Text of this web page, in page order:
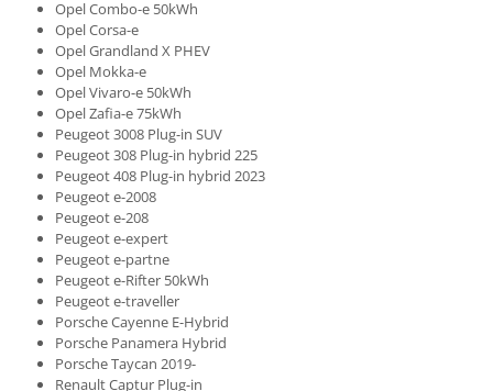
Opel Combo-e 50kWh
Opel Corsa-e
Opel Grandland X PHEV
Opel Mokka-e
Opel Vivaro-e 50kWh
Opel Zafia-e 75kWh
Peugeot 3008 Plug-in SUV
Peugeot 308 Plug-in hybrid 225
Peugeot 408 Plug-in hybrid 2023
Peugeot e-2008
Peugeot e-208
Peugeot e-expert
Peugeot e-partne
Peugeot e-Rifter 50kWh
Peugeot e-traveller
Porsche Cayenne E-Hybrid
Porsche Panamera Hybrid
Porsche Taycan 2019-
Renault Captur Plug-in